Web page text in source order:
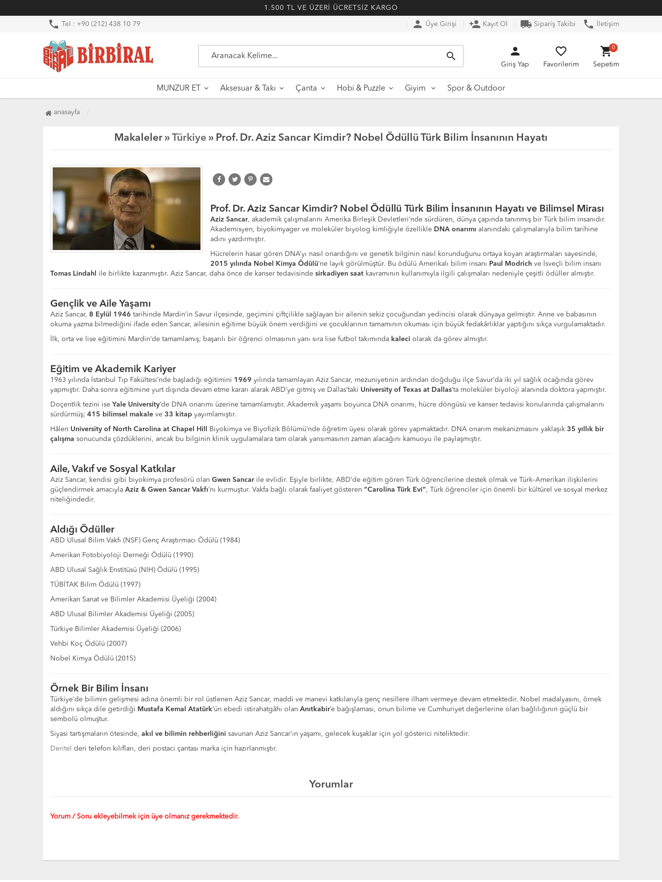
1.500 TL VE ÜZERİ ÜCRETSİZ KARGO
phone Tel : +90 (212) 438 10 79 person Üye Girişi person_add Kayıt Ol local_shipping Sipariş Takibi phone İletişim
search person
Giriş Yap
favorite_border
Favorilerim
shopping_cart
Sepetim
0
MUNZUR ET Aksesuar & Takı Çanta Hobi & Puzzle Giyim Spor & Outdoor
anasayfa
Makaleler » Türkiye » Prof. Dr. Aziz Sancar Kimdir? Nobel Ödüllü Türk Bilim İnsanının Hayatı
Prof. Dr. Aziz Sancar Kimdir? Nobel Ödüllü Türk Bilim İnsanının Hayatı ve Bilimsel Mirası
Aziz Sancar, akademik çalışmalarını Amerika Birleşik Devletleri’nde sürdüren, dünya çapında tanınmış bir Türk bilim insanıdır.
Akademisyen, biyokimyager ve moleküler biyolog kimliğiyle özellikle DNA onarımı alanındaki çalışmalarıyla bilim tarihine
adını yazdırmıştır.
Hücrelerin hasar gören DNA’yı nasıl onardığını ve genetik bilginin nasıl korunduğunu ortaya koyan araştırmaları sayesinde,
2015 yılında Nobel Kimya Ödülü’ne layık görülmüştür. Bu ödülü Amerikalı bilim insanı Paul Modrich ve İsveçli bilim insanı
Tomas Lindahl
ile birlikte kazanmıştır. Aziz Sancar, daha önce de kanser tedavisinde sirkadiyen saat kavramının kullanımıyla ilgili çalışmaları nedeniyle çeşitli ödüller almıştır.
Gençlik ve Aile Yaşamı
Aziz Sancar, 8 Eylül 1946 tarihinde Mardin’in Savur ilçesinde, geçimini çiftçilikle sağlayan bir ailenin sekiz çocuğundan yedincisi olarak dünyaya gelmiştir. Anne ve babasının
okuma yazma bilmediğini ifade eden Sancar, ailesinin eğitime büyük önem verdiğini ve çocuklarının tamamının okuması için büyük fedakârlıklar yaptığını sıkça vurgulamaktadır.
İlk, orta ve lise eğitimini Mardin’de tamamlamış; başarılı bir öğrenci olmasının yanı sıra lise futbol takımında kaleci olarak da görev almıştır.
Eğitim ve Akademik Kariyer
1963 yılında İstanbul Tıp Fakültesi’nde başladığı eğitimini 1969 yılında tamamlayan Aziz Sancar, mezuniyetinin ardından doğduğu ilçe Savur’da iki yıl sağlık ocağında görev
yapmıştır. Daha sonra eğitimine yurt dışında devam etme kararı alarak ABD’ye gitmiş ve Dallas’taki University of Texas at Dallas’ta moleküler biyoloji alanında doktora yapmıştır.
Doçentlik tezini ise Yale University’de DNA onarımı üzerine tamamlamıştır. Akademik yaşamı boyunca DNA onarımı, hücre döngüsü ve kanser tedavisi konularında çalışmalarını
sürdürmüş; 415 bilimsel makale ve 33 kitap yayımlamıştır.
Hâlen University of North Carolina at Chapel Hill Biyokimya ve Biyofizik Bölümü’nde öğretim üyesi olarak görev yapmaktadır. DNA onarım mekanizmasını yaklaşık 35 yıllık bir
çalışma sonucunda çözdüklerini, ancak bu bilginin klinik uygulamalara tam olarak yansımasının zaman alacağını kamuoyu ile paylaşmıştır.
Aile, Vakıf ve Sosyal Katkılar
Aziz Sancar, kendisi gibi biyokimya profesörü olan Gwen Sancar ile evlidir. Eşiyle birlikte, ABD’de eğitim gören Türk öğrencilerine destek olmak ve Türk–Amerikan ilişkilerini
güçlendirmek amacıyla Aziz & Gwen Sancar Vakfı’nı kurmuştur. Vakfa bağlı olarak faaliyet gösteren “Carolina Türk Evi”, Türk öğrenciler için önemli bir kültürel ve sosyal merkez
niteliğindedir.
Aldığı Ödüller
ABD Ulusal Bilim Vakfı (NSF) Genç Araştırmacı Ödülü (1984)
Amerikan Fotobiyoloji Derneği Ödülü (1990)
ABD Ulusal Sağlık Enstitüsü (NIH) Ödülü (1995)
TÜBİTAK Bilim Ödülü (1997)
Amerikan Sanat ve Bilimler Akademisi Üyeliği (2004)
ABD Ulusal Bilimler Akademisi Üyeliği (2005)
Türkiye Bilimler Akademisi Üyeliği (2006)
Vehbi Koç Ödülü (2007)
Nobel Kimya Ödülü (2015)
Örnek Bir Bilim İnsanı
Türkiye’de bilimin gelişmesi adına önemli bir rol üstlenen Aziz Sancar, maddi ve manevi katkılarıyla genç nesillere ilham vermeye devam etmektedir. Nobel madalyasını, örnek
aldığını sıkça dile getirdiği Mustafa Kemal Atatürk’ün ebedi istirahatgâhı olan Anıtkabir’e bağışlaması, onun bilime ve Cumhuriyet değerlerine olan bağlılığının güçlü bir
sembolü olmuştur.
Siyasi tartışmaların ötesinde, akıl ve bilimin rehberliğini savunan Aziz Sancar’ın yaşamı, gelecek kuşaklar için yol gösterici niteliktedir.
Deritel deri telefon kılıfları, deri postacı çantası marka için hazırlanmıştır.
Yorumlar
Yorum / Soru ekleyebilmek için üye olmanız gerekmektedir.